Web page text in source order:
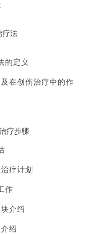
疗法
的定义
在创伤治疗中的作
疗步骤
疗计划
作
介绍
绍